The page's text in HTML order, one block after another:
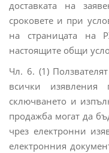
доставката на
сроковете и при
на страницата на
настоящите общи
Чл. 6. (1)
всички
сключването и
продажба могат да
чрез електронни
електронния